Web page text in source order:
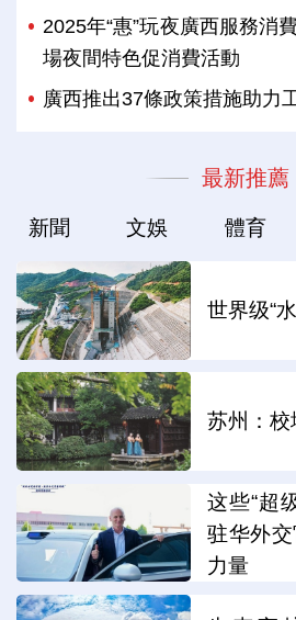
2025年“惠”玩夜廣西服務消
場夜間特色促消費活動
廣西推出37條政策措施助力
最新推薦
新聞 文娛 體育
世界级“
苏州：校
这些“超
驻华外
力量